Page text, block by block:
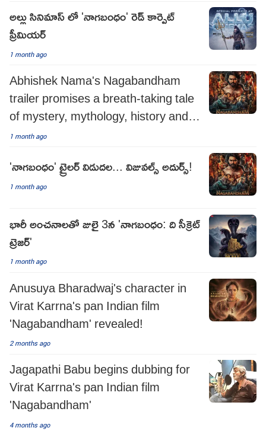
అల్లు సినిమాస్ లో 'నాగబంధం' రెడ్ కార్పెట్
ప్రీమియర్
1 month ago
Abhishek Nama's Nagabandham
trailer promises a breath-taking tale
of mystery, mythology, history and
adventure!
1 month ago
'నాగబంధం' ట్రైలర్ విడుదల... విజువల్స్ అదుర్స్!
1 month ago
భారీ అంచనాలతో జులై 3న 'నాగబంధం: ది సీక్రెట్
ట్రెజర్'
1 month ago
Anusuya Bharadwaj's character in
Virat Karrna's pan Indian film
'Nagabandham' revealed!
2 months ago
Jagapathi Babu begins dubbing for
Virat Karrna's pan Indian film
'Nagabandham'
4 months ago